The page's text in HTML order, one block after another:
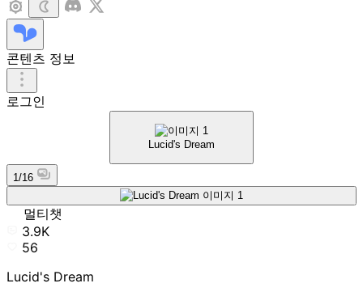
콘텐츠 정보
로그인
Lucid's Dream
1/16
멀티챗
3.9K
56
Lucid's Dream